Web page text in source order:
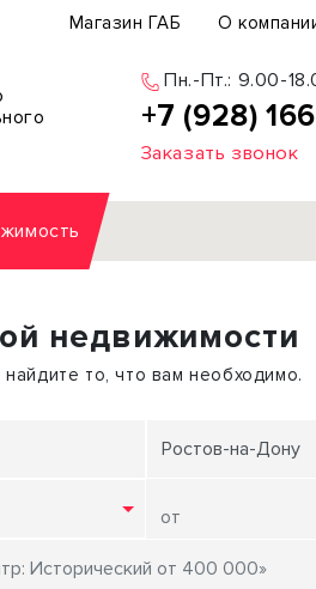
Магазин ГАБ О
Пн.-Пт.: 9.00-
+7 (928)
Заказать звонок
Земельный участок
Отдельное здание
Бизнес-центр
недвижимости
то, что вам необходимо.
Ростов-на-Дону